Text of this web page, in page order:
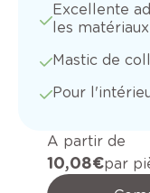
Excellente
les
Mastic de
Pour
A partir de
10,08 €par